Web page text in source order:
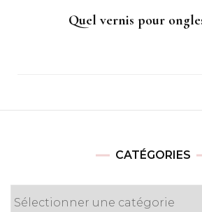
Quel vernis pour
CATÉGORIES